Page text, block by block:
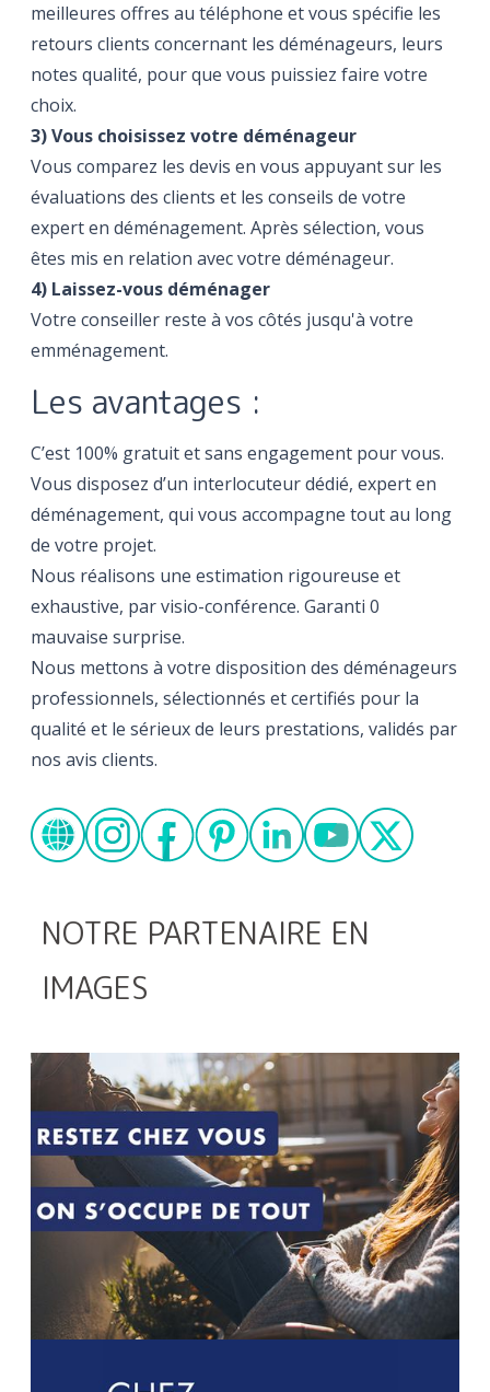
meilleures offres au téléphone et vous spécifie les
retours clients concernant les déménageurs, leurs
notes qualité, pour que vous puissiez faire votre
choix.
3) Vous choisissez votre déménageur
Vous comparez les devis en vous appuyant sur les
évaluations des clients et les conseils de votre
expert en déménagement. Après sélection, vous
êtes mis en relation avec votre déménageur.
4) Laissez-vous déménager
Votre conseiller reste à vos côtés jusqu'à votre
emménagement.
Les avantages :
C’est 100% gratuit et sans engagement pour vous.
Vous disposez d’un interlocuteur dédié, expert en
déménagement, qui vous accompagne tout au long
de votre projet.
Nous réalisons une estimation rigoureuse et
exhaustive, par visio-conférence. Garanti 0
mauvaise surprise.
Nous mettons à votre disposition des déménageurs
professionnels, sélectionnés et certifiés pour la
qualité et le sérieux de leurs prestations, validés par
nos avis clients.
NOTRE PARTENAIRE EN
IMAGES